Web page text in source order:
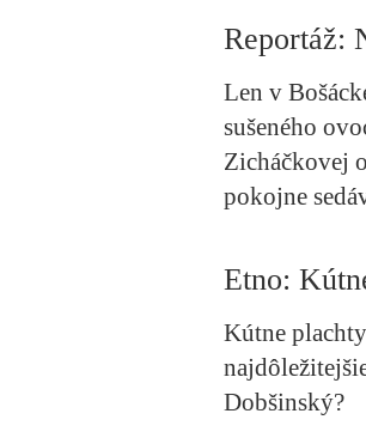
Reportáž:
Len v
sušeného
Zicháčkovej
pokojne
Etno:
Kútne
Dobšinský?